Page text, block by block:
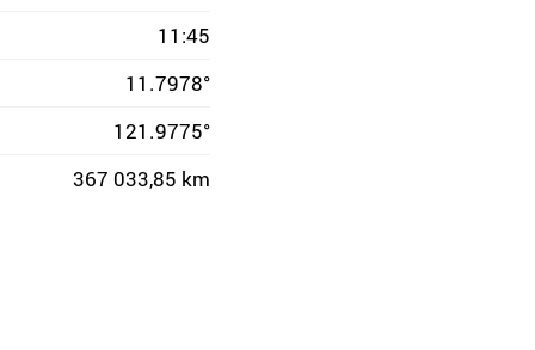
11:45
11.7978°
121.9775°
367 033,85 km